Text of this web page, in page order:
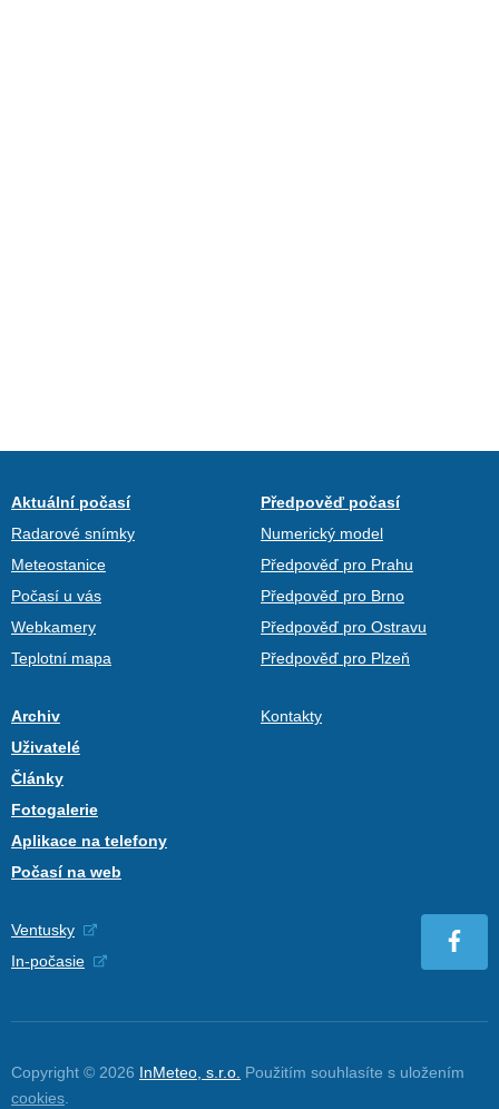
Aktuální počasí
Radarové snímky
Meteostanice
Počasí u vás
Webkamery
Teplotní mapa
Předpověď počasí
Numerický model
Předpověď pro Prahu
Předpověď pro Brno
Předpověď pro Ostravu
Předpověď pro Plzeň
Archiv
Uživatelé
Články
Fotogalerie
Aplikace na telefony
Počasí na web
Kontakty
Ventusky
In-počasie
Copyright © 2026 InMeteo, s.r.o. Použitím souhlasíte s uložením
cookies